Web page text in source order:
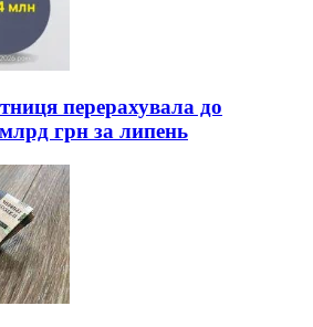
перерахувала до
грн за липень